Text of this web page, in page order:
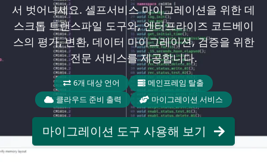
서 벗어나세요. 셀프서비스 마이그레이션을 위한 데
스크톱 트랜스파일 도구와, 엔터프라이즈 코드베이
스의 평가, 변환, 데이터 마이그레이션, 검증을 위한
전문 서비스를 제공합니다.
6개 대상 언어
메인프레임 탈출
클라우드 준비 출력
마이그레이션 서비스
마이그레이션 도구 사용해 보기